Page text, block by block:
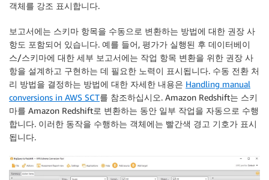
객체를 강조 표시합니다.
보고서에는 스키마 항목을 수동으로 변환하는 방법에 대한 권장 사
항도 포함되어 있습니다. 예를 들어, 평가가 실행된 후 데이터베이
스/스키마에 대한 세부 보고서에는 작업 항목 변환을 위한 권장 사
항을 설계하고 구현하는 데 필요한 노력이 표시됩니다. 수동 전환 처
리 방법을 결정하는 방법에 대한 자세한 내용은 Handling manual
conversions in AWS SCT를 참조하십시오. Amazon Redshift는 스키
마를 Amazon Redshift로 변환하는 동안 일부 작업을 자동으로 수행
합니다. 이러한 동작을 수행하는 객체에는 빨간색 경고 기호가 표시
됩니다.